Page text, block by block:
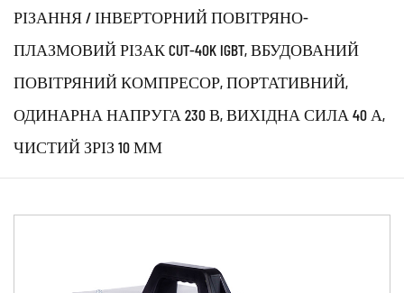
РІЗАННЯ/ІНВЕРТОРНИЙ ПОВІТРЯНО-
ПЛАЗМОВИЙ РІЗАК CUT-40K IGBT, ВБУДОВАНИЙ
ПОВІТРЯНИЙ КОМПРЕСОР, ПОРТАТИВНИЙ,
ОДИНАРНА НАПРУГА 230 В, ВИХІДНА СИЛА 40 А,
ЧИСТИЙ ЗРІЗ 10 ММ